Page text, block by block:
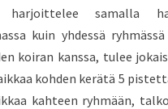
harjoittelee samalla
kuin yhdessä
koiran kanssa, tulee
kohden kerätä 5
kahteen ryhmään,